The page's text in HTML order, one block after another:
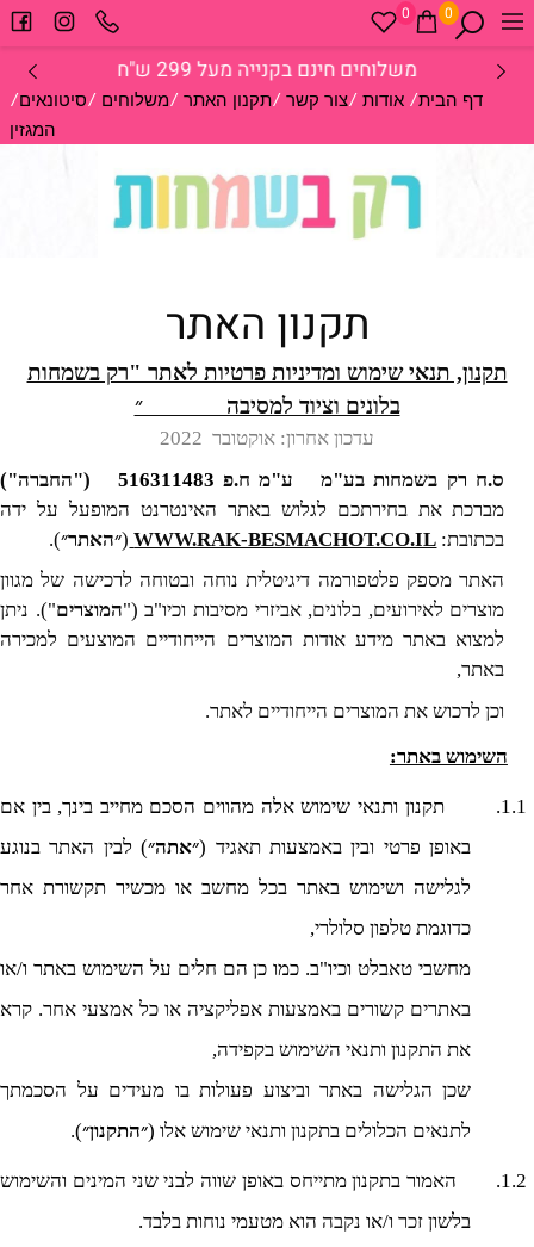
משלוחים מהירים עד 3-5 ימי עסקים
דף הבית/ אודות /צור קשר /תקנון האתר /משלוחים /סיטונאים/
המגזין
0
0
תקנון האתר
תקנון, תנאי שימוש ומדיניות פרטיות לאתר "רק בשמחות
בלונים וציוד למסיבה ״
עדכון אחרון: אוקטובר 2022
ס.ח רק בשמחות בע"מ ע"מ ח.פ 516311483
("החברה")
מברכת את בחירתכם לגלוש באתר האינטרנט המופעל על ידה
בכתובת: WWW.RAK-BESMACHOT.CO.IL
(״האתר״).
האתר מספק פלטפורמה דיגיטלית נוחה ובטוחה לרכישה של מגוון
מוצרים לאירועים, בלונים, אביזרי מסיבות וכיו"ב ("המוצרים"). ניתן
למצוא באתר מידע אודות המוצרים הייחודיים המוצעים למכירה
באתר,
וכן לרכוש את המוצרים הייחודיים לאתר.
השימוש באתר:
1.1.
תקנון ותנאי שימוש אלה מהווים הסכם מחייב בינך, בין אם
באופן פרטי ובין באמצעות תאגיד (״אתה״) לבין האתר בנוגע
לגלישה ושימוש באתר בכל מחשב או מכשיר תקשורת אחר
כדוגמת טלפון סלולרי,
מחשבי טאבלט וכיו"ב. כמו כן הם חלים על השימוש באתר ו/או
באתרים קשורים באמצעות אפליקציה או כל אמצעי אחר. קרא
את התקנון ותנאי השימוש בקפידה,
שכן הגלישה באתר וביצוע פעולות בו מעידים על הסכמתך
לתנאים הכלולים בתקנון ותנאי שימוש אלו (״התקנון״).
1.2.
האמור בתקנון מתייחס באופן שווה לבני שני המינים והשימוש
בלשון זכרו/או נקבה הוא מטעמי נוחות בלבד.